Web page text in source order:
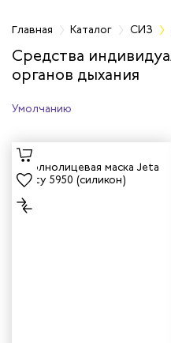
и лица
дыхания
слуха
Главная Каталог СИЗ
Средства
органов дыхания